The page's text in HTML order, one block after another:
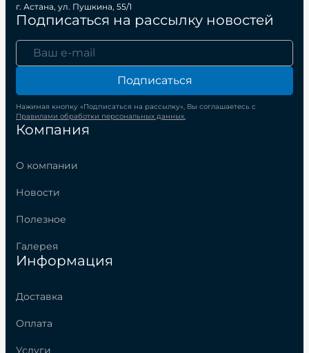
Компания
О компании
Новости
Полезное
Галерея
Информация
Доставка
Оплата
Услуги
г. Астана, ул. Пушкина, 55/1
Подписаться на рассылку новостей
Подписаться
Нажимая кнопку «Подписаться на рассылку», Вы соглашаетесь с
Правилами обработки персональных данных.